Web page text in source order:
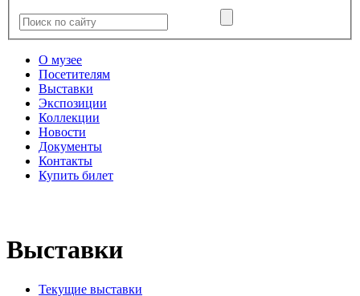
О музее
Посетителям
Выставки
Экспозиции
Коллекции
Новости
Документы
Контакты
Купить билет
Выставки
Текущие выставки